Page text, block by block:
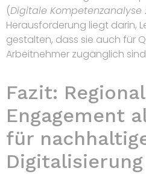
(Digitale Kompetenzanalyse
Herausforderung liegt darin,
gestalten, dass sie auch für
Arbeitnehmer zugänglich
Fazit:
Engagement
für
Digitalisierung